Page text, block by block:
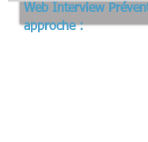
Web Interview
approche :